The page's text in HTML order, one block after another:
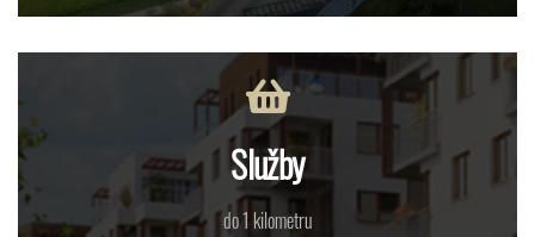
Služby
do 1 kilometru